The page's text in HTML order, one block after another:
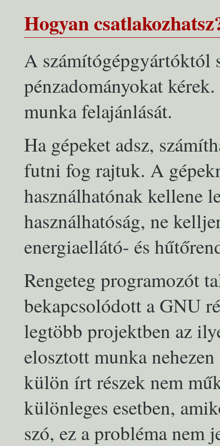
Hogyan
A számítógépgyártóktól
pénzadományokat
munka felajánlását.
Ha gépeket adsz,
futni fog rajtuk. A
használhatónak kellene
használhatóság, ne
energiaellátó- és
Rengeteg programozót
bekapcsolódott a GNU
legtöbb projektben az
elosztott munka
külön írt részek nem
különleges esetben,
szó, ez a probléma nem